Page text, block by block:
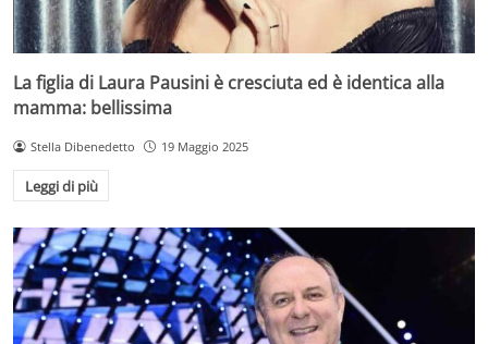
La figlia di Laura Pausini è cresciuta ed è identica alla
mamma: bellissima
Stella Dibenedetto 19 Maggio 2025
Leggi di più